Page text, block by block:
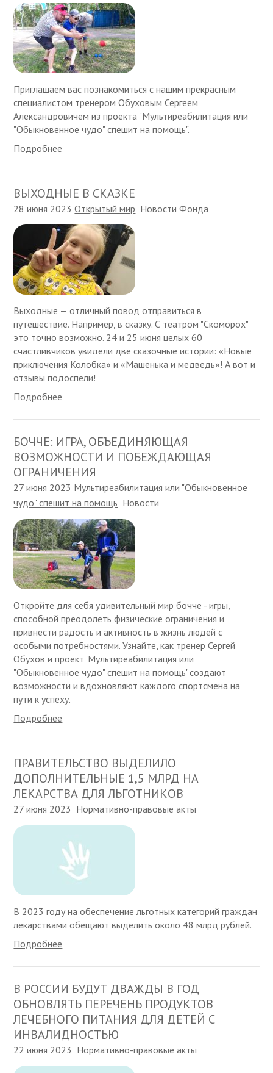
Приглашаем вас познакомиться с нашим прекрасным
специалистом тренером Обуховым Сергеем
Александровичем из проекта "Мультиреабилитация или
"Обыкновенное чудо" спешит на помощь".
Подробнее
ВЫХОДНЫЕ В СКАЗКЕ
28 июня 2023Открытый мир Новости Фонда
Выходные — отличный повод отправиться в
путешествие. Например, в сказку. С театром "Скоморох"
это точно возможно. 24 и 25 июня целых 60
счастливчиков увидели две сказочные истории: «Новые
приключения Колобка» и «Машенька и медведь»! А вот и
отзывы подоспели!
Подробнее
БОЧЧЕ: ИГРА, ОБЪЕДИНЯЮЩАЯ
ВОЗМОЖНОСТИ И ПОБЕЖДАЮЩАЯ
ОГРАНИЧЕНИЯ
27 июня 2023 Мультиреабилитация или "Обыкновенное
чудо" спешит на помощь Новости
Откройте для себя удивительный мир бочче - игры,
способной преодолеть физические ограничения и
привнести радость и активность в жизнь людей с
особыми потребностями. Узнайте, как тренер Сергей
Обухов и проект 'Мультиреабилитация или
"Обыкновенное чудо" спешит на помощь' создают
возможности и вдохновляют каждого спортсмена на
пути к успеху.
Подробнее
ПРАВИТЕЛЬСТВО ВЫДЕЛИЛО
ДОПОЛНИТЕЛЬНЫЕ 1,5 МЛРД НА
ЛЕКАРСТВА ДЛЯ ЛЬГОТНИКОВ
27 июня 2023 Нормативно-правовые акты
В 2023 году на обеспечение льготных категорий граждан
лекарствами обещают выделить около 48 млрд рублей.
Подробнее
В РОССИИ БУДУТ ДВАЖДЫ В ГОД
ОБНОВЛЯТЬ ПЕРЕЧЕНЬ ПРОДУКТОВ
ЛЕЧЕБНОГО ПИТАНИЯ ДЛЯ ДЕТЕЙ С
ИНВАЛИДНОСТЬЮ
22 июня 2023 Нормативно-правовые акты